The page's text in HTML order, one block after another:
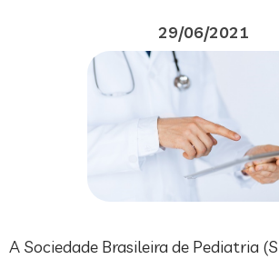
29/06/2021
A Sociedade Brasileira de Pediatria